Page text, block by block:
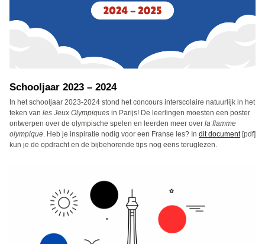
Schooljaar 2023 – 2024
In het schooljaar 2023-2024 stond het concours interscolaire natuurlijk in het
teken van les Jeux Olympiques in Parijs! De leerlingen moesten een poster
ontwerpen over de olympische spelen en leerden meer over la flamme
olympique . Heb je inspiratie nodig voor een Franse les? In dit document[pdf]
kun je de opdracht en de bijbehorende tips nog eens teruglezen.